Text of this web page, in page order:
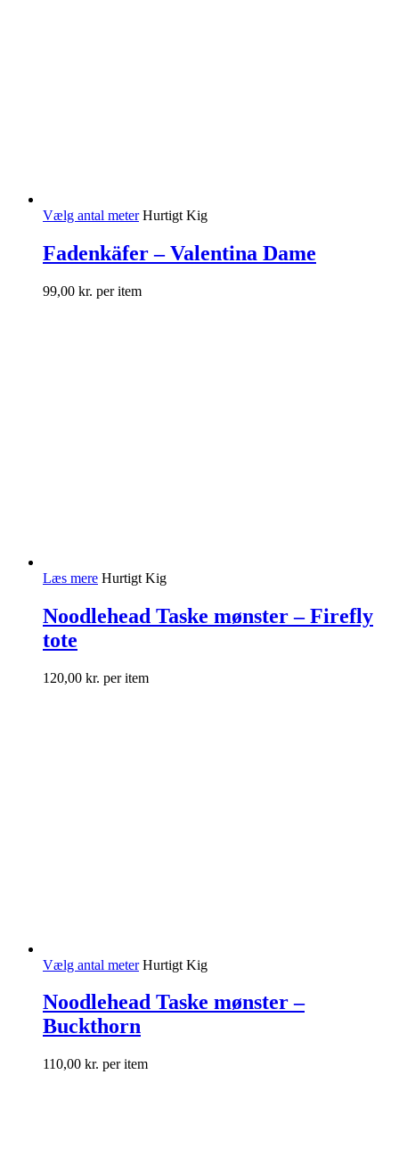
Vælg antal meter Hurtigt Kig
Fadenkäfer – Valentina Dame
99,00 kr. per item
Læs mere Hurtigt Kig
Noodlehead Taske mønster – Firefly
tote
120,00 kr. per item
Vælg antal meter Hurtigt Kig
Noodlehead Taske mønster –
Buckthorn
110,00 kr. per item